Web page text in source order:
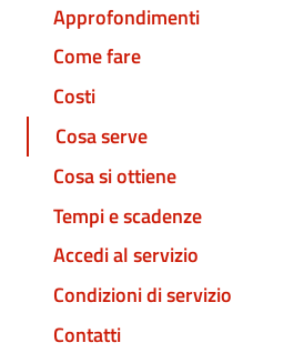
Approfondimenti
Come fare
Costi
Cosa serve
Cosa si ottiene
Tempi e scadenze
Accedi al servizio
Condizioni di servizio
Contatti